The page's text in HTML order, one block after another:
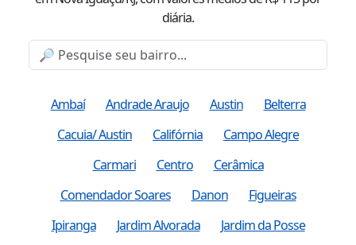
diária.
Ambaí Andrade Araujo Austin
Belterra
Cacuia/ Austin
Califórnia
Campo Alegre
Carmari
Centro
Cerâmica
Comendador Soares
Danon
Figueiras
Ipiranga
Jardim Alvorada
Jardim da Posse